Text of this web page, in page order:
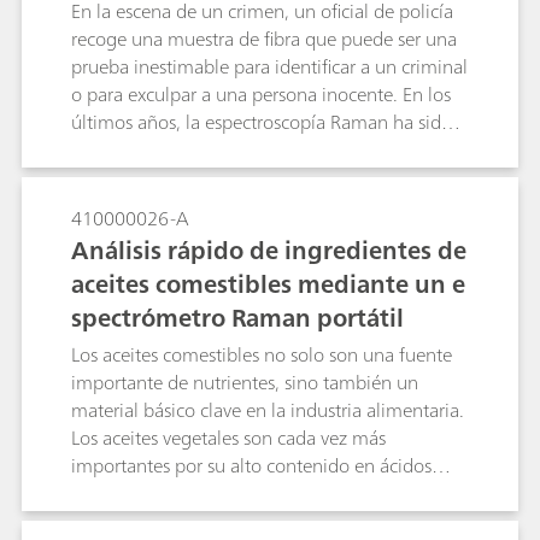
muestras forenses, ya sea directamente sobre el
terreno o en el laboratorio. La espectroscopía
Raman está clasificada como un método
analítico de categoría A por el grupo de trabajo
científico para el análisis de fármacos incautados
(SWGDRUG; versión 7.1, 2016).
En la escena de un crimen, un oficial de policía
recoge una muestra de fibra que puede ser una
prueba inestimable para identificar a un criminal
o para exculpar a una persona inocente. En los
últimos años, la espectroscopía Raman ha sido
forenses debido a la alta selectividad de los
modelos Raman, la naturaleza no destructiva de
la prueba y la capacidad de llevar a cabo el
análisis sin ninguna preparación de la muestra.
El espectro Raman puede medirse directamente
sobre tejidos o fibras montadas sobre
portaobjetos de vidrio con muy poca
interferencia de la resina de montaje o del
vidrio.
410000026-A
Análisis rápido de ingredientes de
aceites comestibles mediante un e
spectrómetro Raman portátil
Los aceites comestibles no solo son una fuente
importante de nutrientes, sino también un
material básico clave en la industria alimentaria.
Los aceites vegetales son cada vez más
importantes por su alto contenido en ácidos
con las grasas animales. En esta Application